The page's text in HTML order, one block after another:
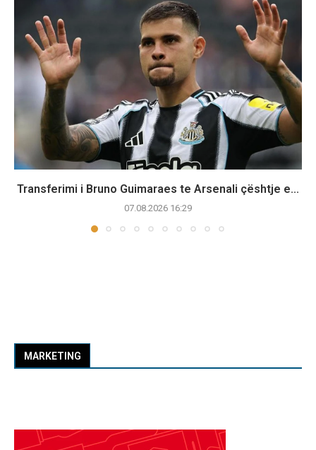
Transferimi i Bruno Guimaraes te Arsenali çështje e...
07.08.2026 16:29
MARKETING